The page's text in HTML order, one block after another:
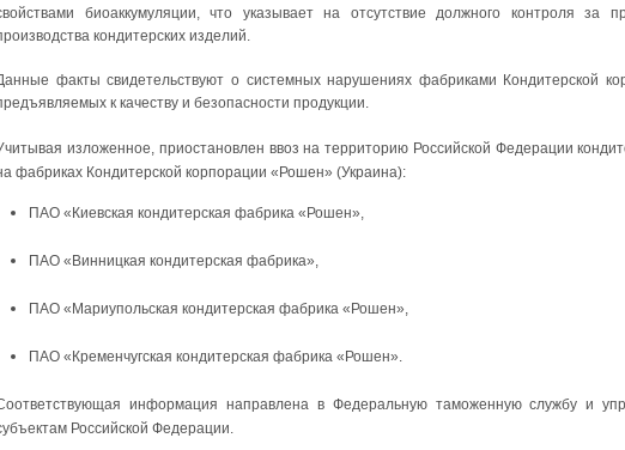
биоаккумуляции, что указывает на отсутствие должного контроля за
кондитерских изделий.
факты свидетельствуют о системных нарушениях фабриками Кондитерской
к качеству и безопасности продукции.
изложенное, приостановлен ввоз на территорию Российской Федерации
фабриках Кондитерской корпорации «Рошен» (Украина):
ПАО «Киевская кондитерская фабрика «Рошен»,
ПАО «Винницкая кондитерская фабрика»,
ПАО «Мариупольская кондитерская фабрика «Рошен»,
ПАО «Кременчугская кондитерская фабрика «Рошен».
информация направлена в Федеральную таможенную службу и
Российской Федерации.